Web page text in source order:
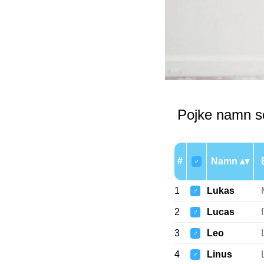
Pojke namn
# ♂ Namn
1 ♂ Lukas
2 ♂ Lucas
3 ♂ Leo
4 ♂ Linus